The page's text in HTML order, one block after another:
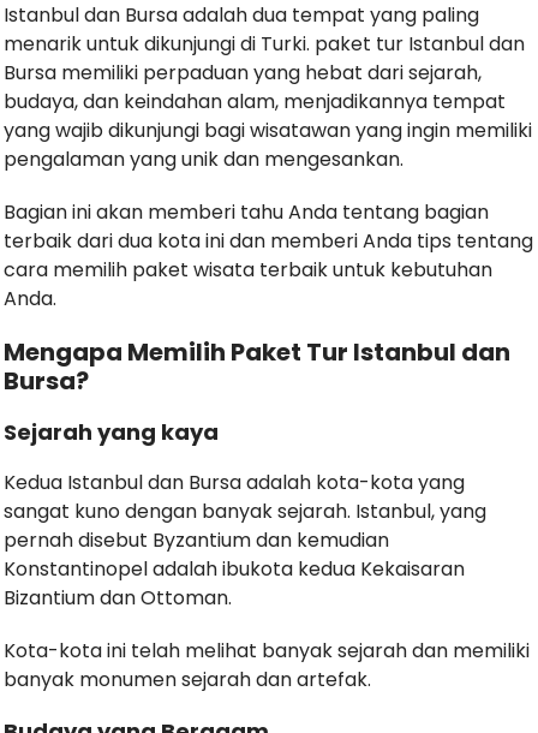
Istanbul dan Bursa adalah dua tempat yang paling
menarik untuk dikunjungi di Turki. paket tur Istanbul dan
Bursa memiliki perpaduan yang hebat dari sejarah,
budaya, dan keindahan alam, menjadikannya tempat
yang wajib dikunjungi bagi wisatawan yang ingin memiliki
pengalaman yang unik dan mengesankan.
Bagian ini akan memberi tahu Anda tentang bagian
terbaik dari dua kota ini dan memberi Anda tips tentang
cara memilih paket wisata terbaik untuk kebutuhan
Anda.
Mengapa Memilih Paket Tur Istanbul dan
Bursa?
Sejarah yang kaya
Kedua Istanbul dan Bursa adalah kota-kota yang
sangat kuno dengan banyak sejarah. Istanbul, yang
pernah disebut Byzantium dan kemudian
Konstantinopel adalah ibukota kedua Kekaisaran
Bizantium dan Ottoman.
Kota-kota ini telah melihat banyak sejarah dan memiliki
banyak monumen sejarah dan artefak.